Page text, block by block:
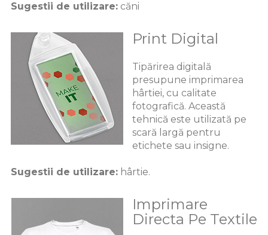
Sugestii de utilizare:căni
Print Digital
Tipărirea digitală
presupune imprimarea
hârtiei, cu calitate
fotografică. Această
tehnică este utilizată pe
scară largă pentru
etichete sau insigne.
Sugestii de utilizare:hârtie.
Imprimare
Directa Pe Textile